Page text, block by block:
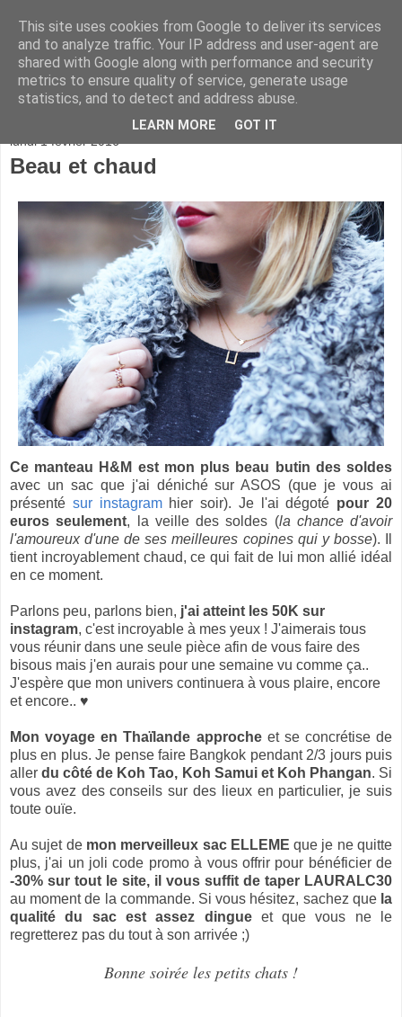
lundi 1 février 2016
Beau et chaud
Ce manteau H&M est mon plus beau butin des soldes
avec un sac que j'ai déniché sur ASOS (que je vous ai
présenté sur instagramhier soir). Je l'ai dégoté pour 20
euros seulement, la veille des soldes (la chance d'avoir
l'amoureux d'une de ses meilleures copines qui y bosse). Il
tient incroyablement chaud, ce qui fait de lui mon allié idéal
en ce moment.
Parlons peu, parlons bien, j'ai atteint les 50K sur
instagram, c'est incroyable à mes yeux ! J'aimerais tous
vous réunir dans une seule pièce afin de vous faire des
bisous mais j'en aurais pour une semaine vu comme ça..
J'espère que mon univers continuera à vous plaire, encore
et encore.. ♥
Mon voyage en Thaïlande approcheet se concrétise de
plus en plus. Je pense faire Bangkok pendant 2/3 jours puis
allerdu côté de Koh Tao, Koh Samui et Koh Phangan. Si
vous avez des conseils sur des lieux en particulier, je suis
toute ouïe.
Au sujet de mon merveilleux sac ELLEME que je ne quitte
plus, j'ai un joli code promo à vous offrir pour bénéficier de
-30% sur tout le site, il vous suffit de taper LAURALC30
au moment de la commande. Si vous hésitez, sachez que la
qualité du sac est assez dingueet que vous ne le
regretterez pas du tout à son arrivée ;)
Bonne soirée les petits chats !
This site uses cookies from Google to deliver its services
and to analyze traffic. Your IP address and user-agent are
shared with Google along with performance and security
metrics to ensure quality of service, generate usage
statistics, and to detect and address abuse.
LEARN MORE GOT IT